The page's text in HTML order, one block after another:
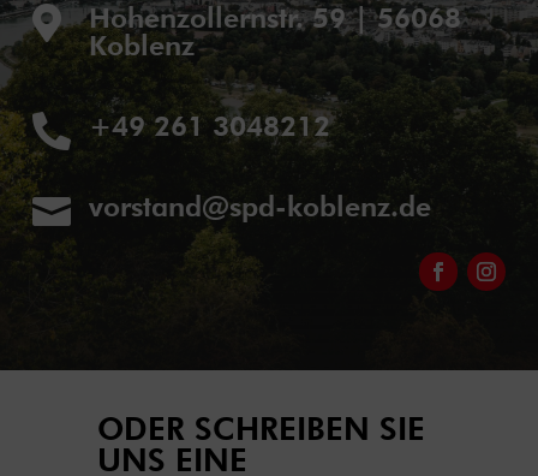

Hohenzollernstr. 59 | 56068
Koblenz
 +49 261 3048212
 vorstand@spd-koblenz.de
ODER SCHREIBEN SIE
UNS EINE